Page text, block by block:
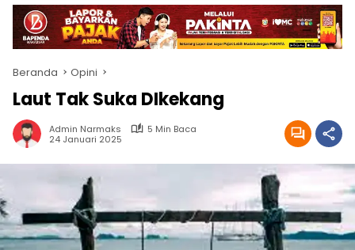
Beranda Opini
Laut Tak Suka DIkekang
Admin Narmaks
5 Min Baca
24 Januari 2025